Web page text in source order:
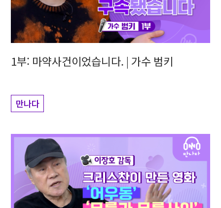
1부: 마약사건이었습니다. | 가수 범키
만나다